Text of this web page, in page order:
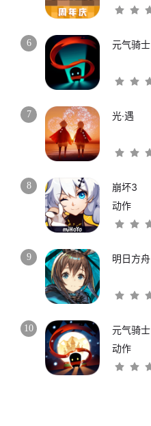
6 元气骑士
7 光·遇
8
崩坏3
动作
9 明日方舟
10
元气骑士
动作